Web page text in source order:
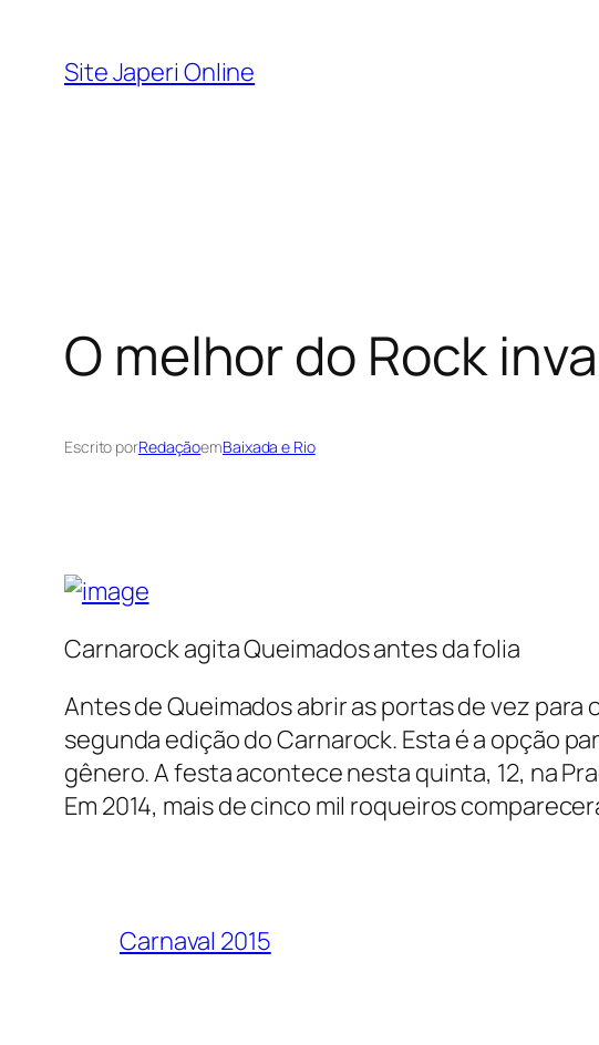
Site Japeri Online
O melhor do Rock
Escrito porRedaçãoemBaixada e Rio
Carnarock agita Queimados antes da folia
Antes de Queimados abrir as portas de vez para
segunda edição do Carnarock. Esta é a opção
gênero. A festa acontece nesta quinta, 12, na
Em 2014, mais de cinco mil roqueiros
Carnaval 2015